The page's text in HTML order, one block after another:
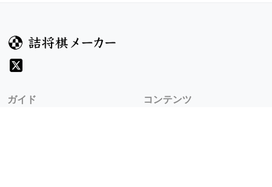
ガイド
コンテンツ